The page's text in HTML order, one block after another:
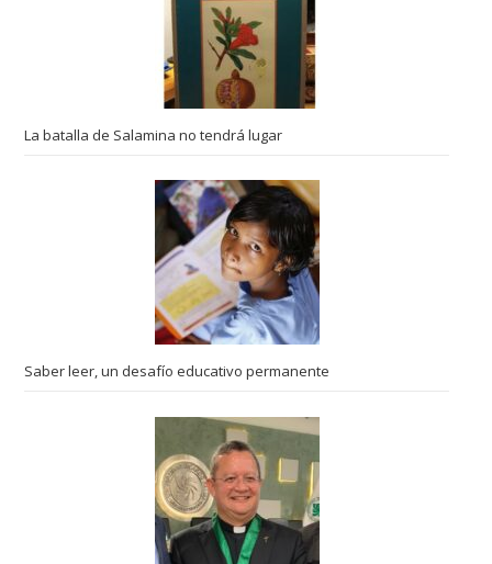
La batalla de Salamina no tendrá lugar
Saber leer, un desafío educativo permanente